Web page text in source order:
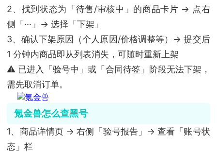
2、找到状态为「待售/审核中」的商品卡片 → 点右
侧「···」→ 选择「下架」
3、确认下架原因（个人原因/价格调整等）→ 提交后
1 分钟内商品即从列表消失，可随时重新上架
⚠️ 已进入「验号中」或「合同待签」阶段无法下架，
需先取消订单。
氪金兽怎么查黑号
1、商品详情页 → 右侧「验号报告」→ 查看「账号状
态」栏